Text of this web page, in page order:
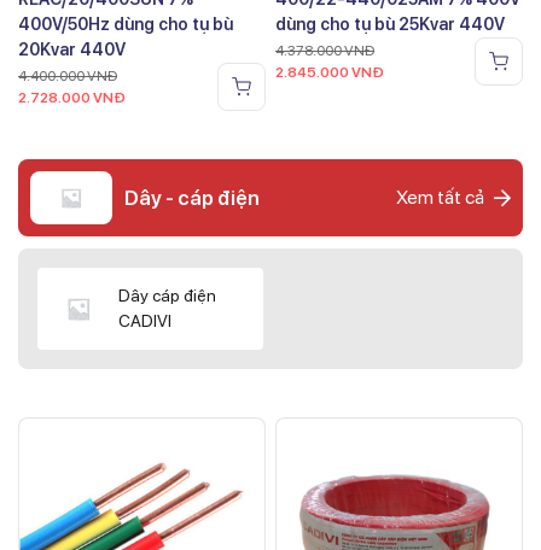
400V/50Hz dùng cho tụ bù
20Kvar 440V
4.400.000VNĐ
2.728.000 VNĐ
dùng cho tụ bù 25Kvar 440V
4.378.000VNĐ
2.845.000 VNĐ
Dây - cáp điện Xem tất cả
Dây cáp điện
CADIVI